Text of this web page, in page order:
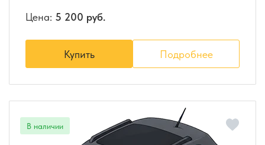
Цена: 5 200 руб.
Купить Подробнее